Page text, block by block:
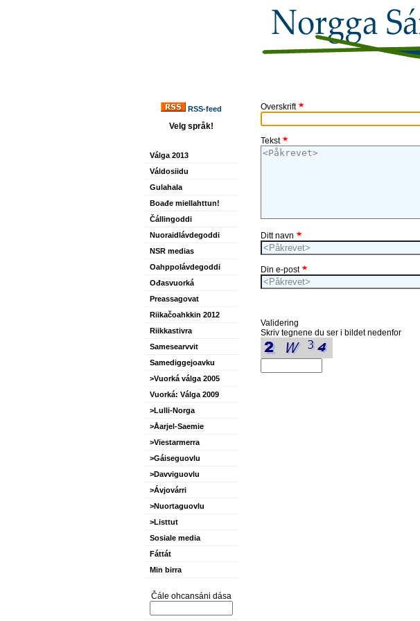
RSS-feed
Velg språk!
Válga 2013
Váldosiidu
Gulahala
Boađe miellahttun!
Čállingoddi
Nuoraidlávdegoddi
NSR medias
Oahppolávdegoddi
Ođasvuorká
Preassagovat
Riikačoahkkin 2012
Riikkastivra
Samesearvvit
Samediggejoavku
>Vuorká válga 2005
Vuorká: Válga 2009
>Lulli-Norga
>Åarjel-Saemie
>Viestarmerra
>Gáiseguovlu
>Davviguovlu
>Ávjovárri
>Nuortaguovlu
>Listtut
Sosiale media
Fáttát
Min birra
Čále ohcansáni dása
Overskrift
Tekst
Ditt navn
Din e-post
Validering
Skriv tegnene du ser i bildet nedenfor